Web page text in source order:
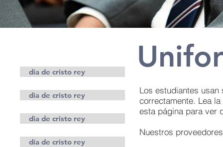
dia de cristo rey
dia de cristo rey
dia de cristo rey
dia de cristo rey
Los estudiantes
correctamente. Lea
esta página para ver
Nuestros